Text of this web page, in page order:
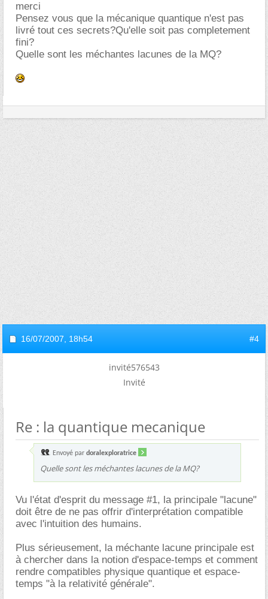
merci
Pensez vous que la mécanique quantique n'est pas
livré tout ces secrets?Qu'elle soit pas completement
fini?
Quelle sont les méchantes lacunes de la MQ?
16/07/2007, 18h54 #4
invité576543
Invité
Re : la quantique mecanique
Envoyé par doralexploratrice
Quelle sont les méchantes lacunes de la MQ?
Vu l'état d'esprit du message #1, la principale "lacune"
doit être de ne pas offrir d'interprétation compatible
avec l'intuition des humains.
Plus sérieusement, la méchante lacune principale est
à chercher dans la notion d'espace-temps et comment
rendre compatibles physique quantique et espace-
temps "à la relativité générale".